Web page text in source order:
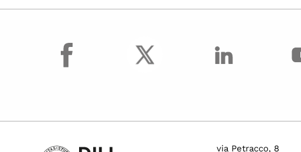
facebook
via Petracco, 8